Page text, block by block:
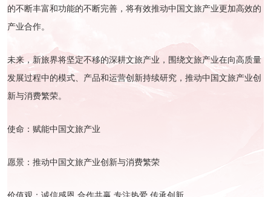
的不断丰富和功能的不断完善，将有效推动中国文旅产业更加高效的
产业合作。
未来，新旅界将坚定不移的深耕文旅产业，围绕文旅产业在向高质量
发展过程中的模式、产品和运营创新持续研究，推动中国文旅产业创
新与消费繁荣。
使命：赋能中国文旅产业
愿景：推动中国文旅产业创新与消费繁荣